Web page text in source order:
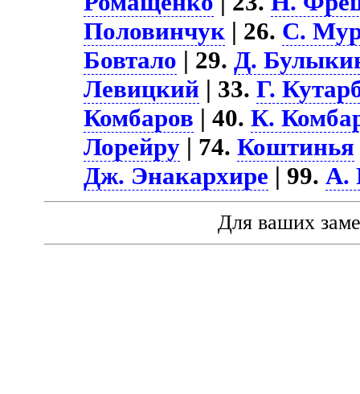
Половинчук | 26. С.
Бовтало | 29.Д.
Левицкий | 33.Г.
Комбаров | 40.К.
Лорейру | 74.Коштинья
Дж. Энакархире | 99.А.
Для ваших